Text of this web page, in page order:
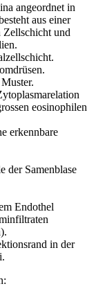
angeordnet in
aus einer
Zellschicht und
eosinophilen
erkennbare
der Samenblase
Endothel
in der